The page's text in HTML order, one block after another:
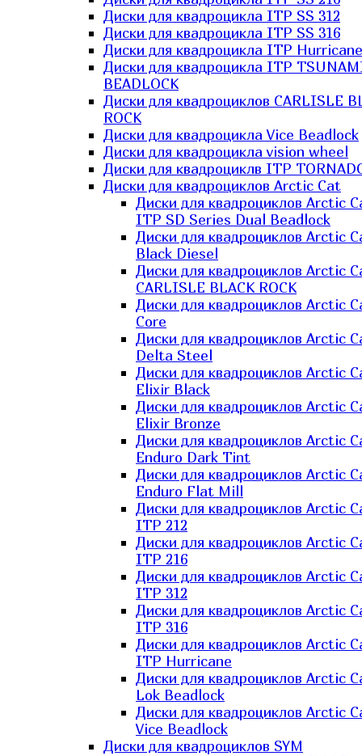
Диски для квадроцикла ITP SS 312
Диски для квадроцикла ITP SS 316
Диски для квадроцикла ITP Hurricane
Диски для квадроцикла ITP
BEADLOCK
Диски для квадроциклов CARLISLE
ROCK
Диски для квадроцикла Vice Beadlock
Диски для квадроцикла vision wheel
Диски для квадроциклв ITP
Диски для квадроциклов Arctic Cat
Диски для квадроциклов Arctic
ITP SD Series Dual Beadlock
Диски для квадроциклов Arctic
Black Diesel
Диски для квадроциклов Arctic
CARLISLE BLACK ROCK
Диски для квадроциклов Arctic
Core
Диски для квадроциклов Arctic
Delta Steel
Диски для квадроциклов Arctic
Elixir Black
Диски для квадроциклов Arctic
Elixir Bronze
Диски для квадроциклов Arctic
Enduro Dark Tint
Диски для квадроциклов Arctic
Enduro Flat Mill
Диски для квадроциклов Arctic
ITP 212
Диски для квадроциклов Arctic
ITP 216
Диски для квадроциклов Arctic
ITP 312
Диски для квадроциклов Arctic
ITP 316
Диски для квадроциклов Arctic
ITP Hurricane
Диски для квадроциклов Arctic
Lok Beadlock
Диски для квадроциклов Arctic
Vice Beadlock
Диски для квадроциклов SYM